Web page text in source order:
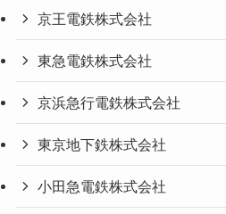
京王電鉄株式会社
東急電鉄株式会社
京浜急行電鉄株式会社
東京地下鉄株式会社
小田急電鉄株式会社